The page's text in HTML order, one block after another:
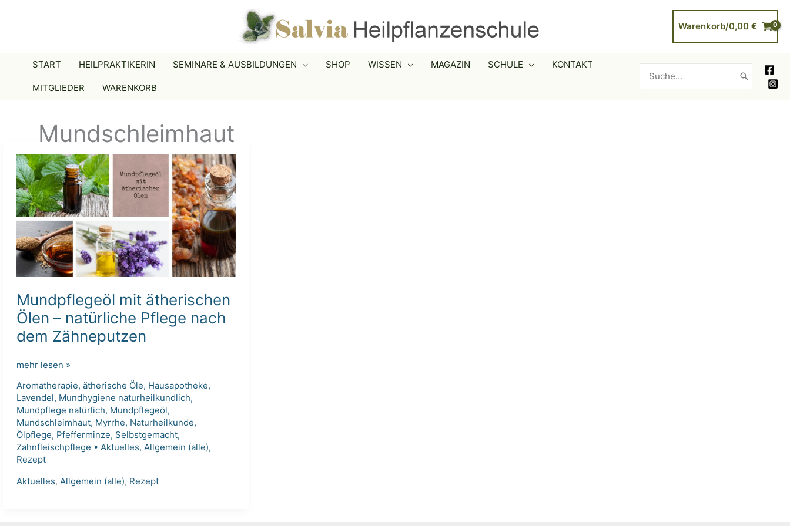
Warenkorb/0,00 €
START HEILPRAKTIKERIN SEMINARE & AUSBILDUNGEN SHOP WISSEN MAGAZIN SCHULE KONTAKT
MITGLIEDER WARENKORB
for:
Mundschleimhaut
Mundpflegeöl mit ätherischen
Ölen – natürliche Pflege nach
dem Zähneputzen
Mundpflegeöl
ätherischen
Ölen
–
natürliche
Pflege
nach
dem
mehr lesen »
Aromatherapie, ätherische Öle, Hausapotheke,
Lavendel, Mundhygiene naturheilkundlich,
Mundpflege natürlich, Mundpflegeöl,
Mundschleimhaut, Myrrhe, Naturheilkunde,
Ölpflege, Pfefferminze, Selbstgemacht,
Zahnfleischpflege • Aktuelles, Allgemein (alle),
Rezept
Aktuelles, Allgemein (alle), Rezept